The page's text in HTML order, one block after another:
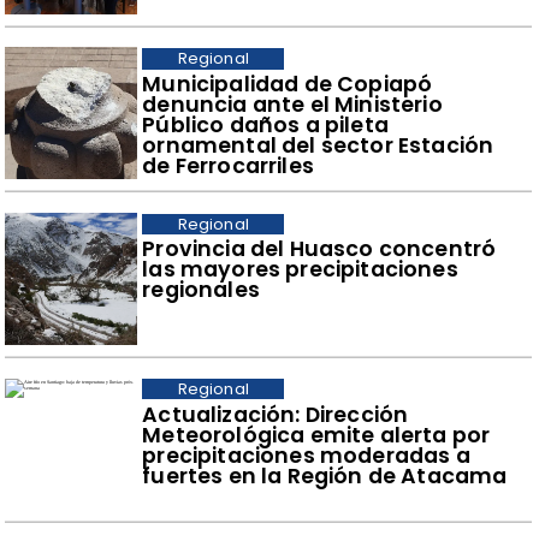
Municipalidad de Copiapó
denuncia ante el Ministerio
Público daños a pileta
ornamental del sector Estación
de Ferrocarriles
Regional
Provincia del Huasco concentró
las mayores precipitaciones
regionales
Regional
Actualización: Dirección
Meteorológica emite alerta por
precipitaciones moderadas a
fuertes en la Región de Atacama
Regional